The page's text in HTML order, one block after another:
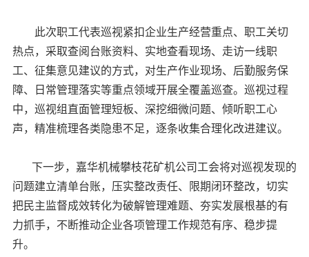
此次职工代表巡视紧扣企业生产经营重点、职工关切
热点，采取查阅台账资料、实地查看现场、走访一线职
工、征集意见建议的方式，对生产作业现场、后勤服务保
障、日常管理落实等重点领域开展全覆盖巡查。巡视过程
中，巡视组直面管理短板、深挖细微问题、倾听职工心
声，精准梳理各类隐患不足，逐条收集合理化改进建议。
下一步，嘉华机械攀枝花矿机公司工会将对巡视发现的
问题建立清单台账，压实整改责任、限期闭环整改，切实
把民主监督成效转化为破解管理难题、夯实发展根基的有
力抓手，不断推动企业各项管理工作规范有序、稳步提
升。